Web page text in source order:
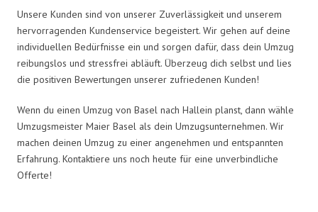
Unsere Kunden sind von unserer Zuverlässigkeit und unserem
hervorragenden Kundenservice begeistert. Wir gehen auf deine
individuellen Bedürfnisse ein und sorgen dafür, dass dein Umzug
reibungslos und stressfrei abläuft. Überzeug dich selbst und lies
die positiven Bewertungen unserer zufriedenen Kunden!
Wenn du einen Umzug von Basel nach Hallein planst, dann wähle
Umzugsmeister Maier Basel als dein Umzugsunternehmen. Wir
machen deinen Umzug zu einer angenehmen und entspannten
Erfahrung. Kontaktiere uns noch heute für eine unverbindliche
Offerte!